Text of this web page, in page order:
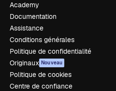
Academy
Documentation
Assistance
Conditions générales
Politique de confidentialité
Originaux Nouveau
Politique de cookies
Centre de confiance